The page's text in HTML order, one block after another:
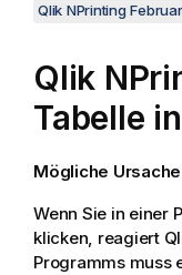
Qlik NPrinting
Qlik
Tabelle in
Mögliche Ursache
Wenn Sie in einer
klicken, reagiert
Programms muss